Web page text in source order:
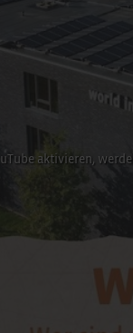
aktivieren,